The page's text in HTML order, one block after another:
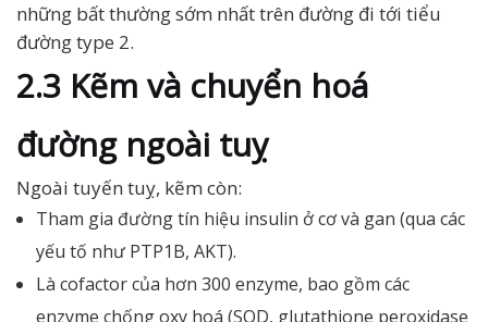
những bất thường sớm nhất trên đường đi tới tiểu
đường type 2.
2.3 Kẽm và chuyển hoá
đường ngoài tuỵ
Ngoài tuyến tuỵ, kẽm còn:
Tham gia đường tín hiệu insulin ở cơ và gan (qua các
yếu tố như PTP1B, AKT).
Là cofactor của hơn 300 enzyme, bao gồm các
enzyme chống oxy hoá (SOD, glutathione peroxidase